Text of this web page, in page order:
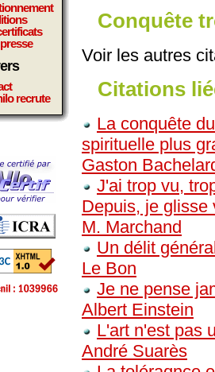
recrute
Conquête
Voir les autres
Citations
La conquête
spirituelle plus
Gaston
J'ai trop vu,
Depuis, je glisse
M. Marchand
Un délit
Le Bon
Je ne pense
Albert Einstein
L'art n'est pas
André Suarès